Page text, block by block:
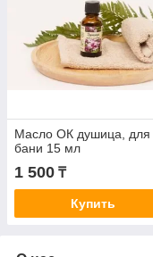
Масло ОК душица, для
бани 15 мл
1 500 ₸
Купить